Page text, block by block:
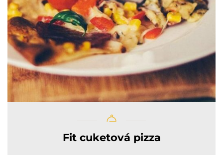
Fit cuketová pizza